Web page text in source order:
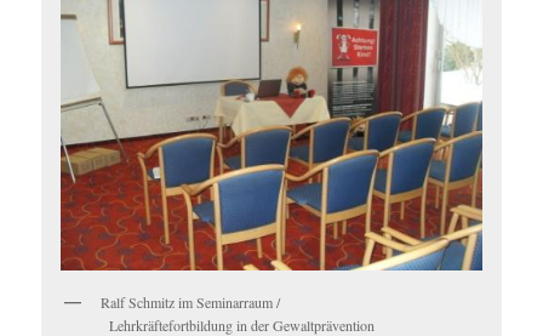
Ralf Schmitz im Seminarraum /
Lehrkräftefortbildung in der Gewaltprävention